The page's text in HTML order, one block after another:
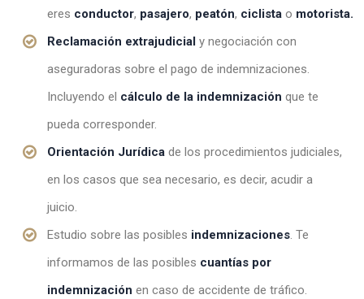
eres conductor, pasajero, peatón, ciclista o motorista.
Reclamación extrajudicial y negociación con
aseguradoras sobre el pago de indemnizaciones.
Incluyendo el cálculo de la indemnización que te
pueda corresponder.
Orientación Jurídica de los procedimientos judiciales,
en los casos que sea necesario, es decir, acudir a
juicio.
Estudio sobre las posibles indemnizaciones. Te
informamos de las posibles cuantías por
indemnización en caso de accidente de tráfico.